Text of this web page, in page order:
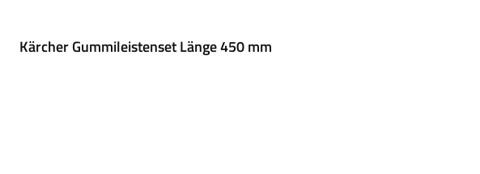
Kärcher Gummileistenset Länge 450 mm